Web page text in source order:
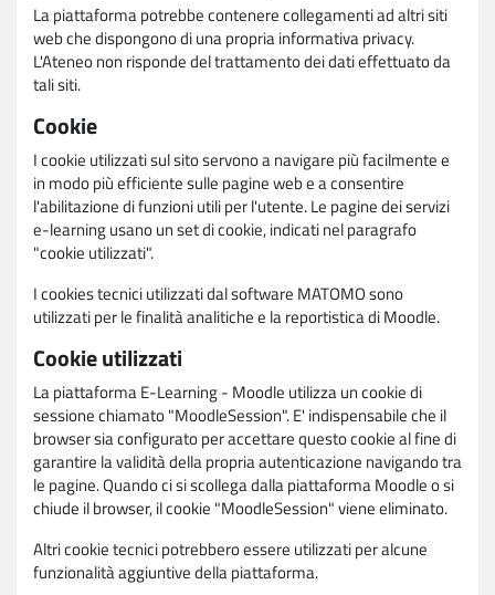
La piattaforma potrebbe contenere collegamenti ad altri siti
web che dispongono di una propria informativa privacy.
L'Ateneo non risponde del trattamento dei dati effettuato da
tali siti.
Cookie
I cookie utilizzati sul sito servono a navigare più facilmente e
in modo più efficiente sulle pagine web e a consentire
l'abilitazione di funzioni utili per l'utente. Le pagine dei servizi
e-learning usano un set di cookie, indicati nel paragrafo
"cookie utilizzati".
I cookies tecnici utilizzati dal software MATOMO sono
utilizzati per le finalità analitiche e la reportistica di Moodle.
Cookie utilizzati
La piattaforma E-Learning - Moodle utilizza un cookie di
sessione chiamato "MoodleSession". E' indispensabile che il
browser sia configurato per accettare questo cookie al fine di
garantire la validità della propria autenticazione navigando tra
le pagine. Quando ci si scollega dalla piattaforma Moodle o si
chiude il browser, il cookie "MoodleSession" viene eliminato.
Altri cookie tecnici potrebbero essere utilizzati per alcune
funzionalità aggiuntive della piattaforma.